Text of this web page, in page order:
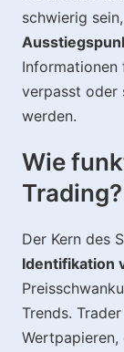
schwierig sein,
Informationen
verpasst oder
werden.
Wie
Trading?
Der Kern des
Identifikation
Trends.
Wertpapieren,